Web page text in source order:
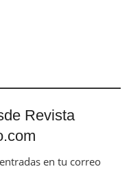
Revista
en tu correo